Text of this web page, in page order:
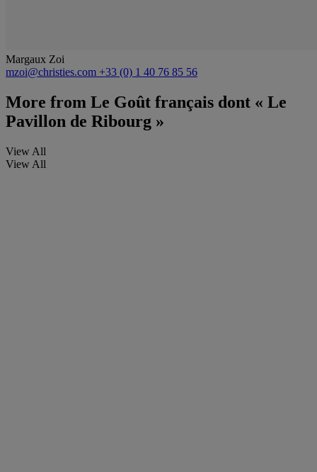
Margaux Zoi
mzoi@christies.com +33 (0) 1 40 76 85 56
More from Le Goût français dont « Le
Pavillon de Ribourg »
View All
View All